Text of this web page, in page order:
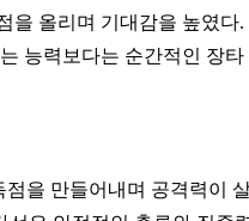
올리며 기대감을 높였다
능력보다는 순간적인 장
을 만들어내며 공격력이